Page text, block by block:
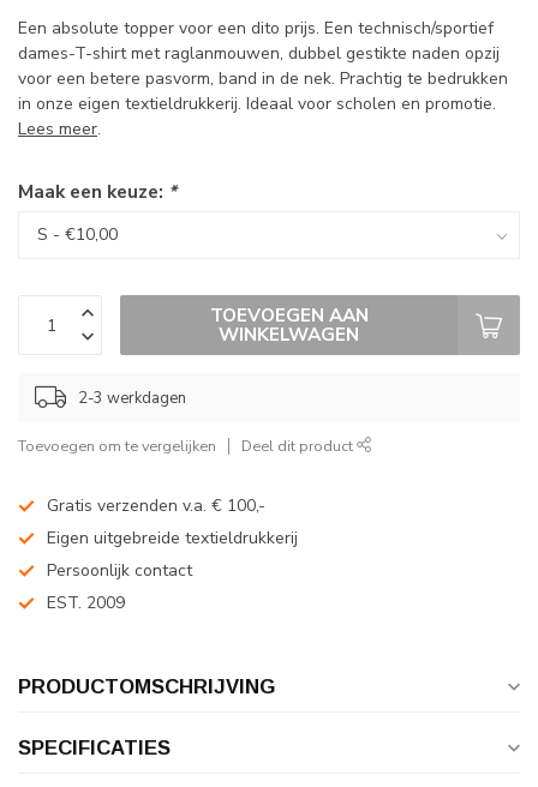
Een absolute topper voor een dito prijs. Een technisch/sportief
dames-T-shirt met raglanmouwen, dubbel gestikte naden opzij
voor een betere pasvorm, band in de nek. Prachtig te bedrukken
in onze eigen textieldrukkerij. Ideaal voor scholen en promotie.
Lees meer.
Maak een keuze: *
TOEVOEGEN AAN
WINKELWAGEN
2-3 werkdagen
Toevoegen om te vergelijken Deel dit product
Gratis verzenden v.a. € 100,-
Eigen uitgebreide textieldrukkerij
Persoonlijk contact
EST. 2009
PRODUCTOMSCHRIJVING
SPECIFICATIES